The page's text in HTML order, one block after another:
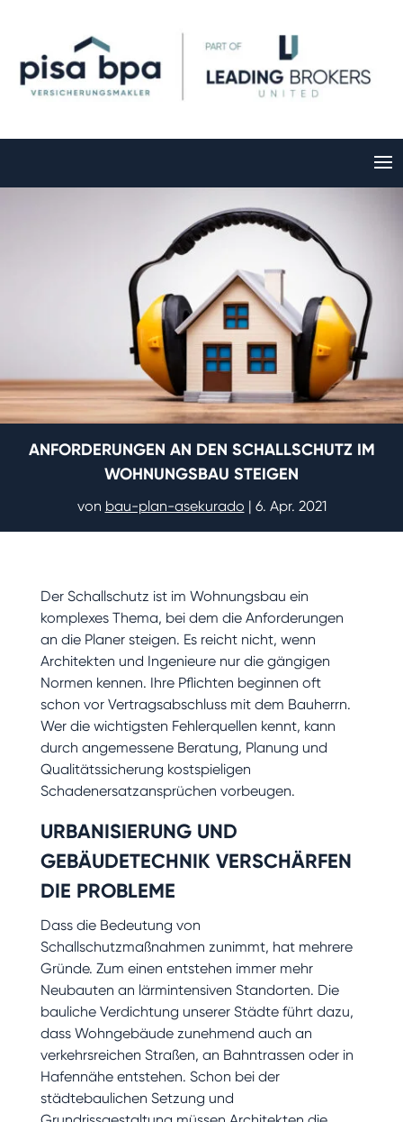
ANFORDERUNGEN AN DEN SCHALLSCHUTZ IM
WOHNUNGSBAU STEIGEN
von bau-plan-asekurado | 6. Apr. 2021
Der Schallschutz ist im Wohnungsbau ein
komplexes Thema, bei dem die Anforderungen
an die Planer steigen. Es reicht nicht, wenn
Architekten und Ingenieure nur die gängigen
Normen kennen. Ihre Pflichten beginnen oft
schon vor Vertragsabschluss mit dem Bauherrn.
Wer die wichtigsten Fehlerquellen kennt, kann
durch angemessene Beratung, Planung und
Qualitätssicherung kostspieligen
Schadenersatzansprüchen vorbeugen.
URBANISIERUNG UND
GEBÄUDETECHNIK VERSCHÄRFEN
DIE PROBLEME
Dass die Bedeutung von
Schallschutzmaßnahmen zunimmt, hat mehrere
Gründe. Zum einen entstehen immer mehr
Neubauten an lärmintensiven Standorten. Die
bauliche Verdichtung unserer Städte führt dazu,
dass Wohngebäude zunehmend auch an
verkehrsreichen Straßen, an Bahntrassen oder in
Hafennähe entstehen. Schon bei der
städtebaulichen Setzung und